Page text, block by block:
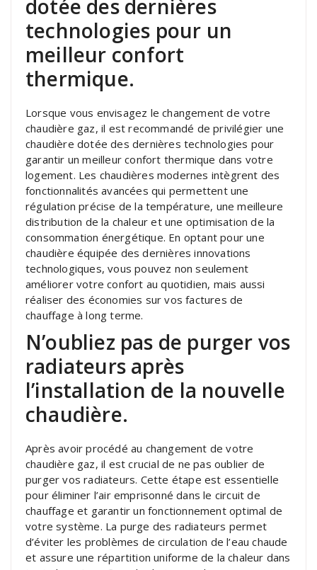
dotée des dernières
technologies pour un
meilleur confort
thermique.
Lorsque vous envisagez le changement de votre
chaudière gaz, il est recommandé de privilégier une
chaudière dotée des dernières technologies pour
garantir un meilleur confort thermique dans votre
logement. Les chaudières modernes intègrent des
fonctionnalités avancées qui permettent une
régulation précise de la température, une meilleure
distribution de la chaleur et une optimisation de la
consommation énergétique. En optant pour une
chaudière équipée des dernières innovations
technologiques, vous pouvez non seulement
améliorer votre confort au quotidien, mais aussi
réaliser des économies sur vos factures de
chauffage à long terme.
N’oubliez pas de purger vos
radiateurs après
l’installation de la nouvelle
chaudière.
Après avoir procédé au changement de votre
chaudière gaz, il est crucial de ne pas oublier de
purger vos radiateurs. Cette étape est essentielle
pour éliminer l’air emprisonné dans le circuit de
chauffage et garantir un fonctionnement optimal de
votre système. La purge des radiateurs permet
d’éviter les problèmes de circulation de l’eau chaude
et assure une répartition uniforme de la chaleur dans